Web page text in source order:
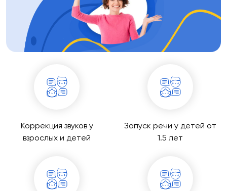
Коррекция звуков у
взрослых и детей
Запуск речи у детей от
1.5 лет